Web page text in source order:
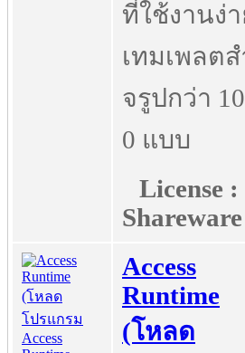
ที่ใช้งานง่
เทมเพลตส
จรูปกว่า
0 แบบ
License :
Shareware
Access
Runtime
(โหลด